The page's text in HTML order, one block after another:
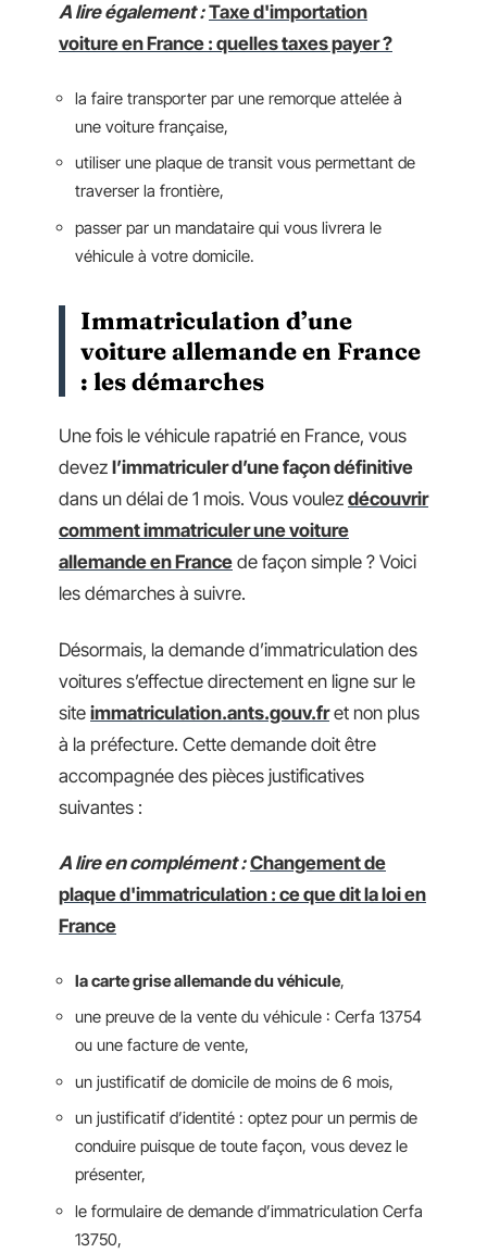
A lire également : Taxe d'importation
voiture en France : quelles taxes payer ?
la faire transporter par une remorque attelée à
une voiture française,
utiliser une plaque de transit vous permettant de
traverser la frontière,
passer par un mandataire qui vous livrera le
véhicule à votre domicile.
Immatriculation d’une
voiture allemande en France
: les démarches
Une fois le véhicule rapatrié en France, vous
devez l’immatriculer d’une façon définitive
dans un délai de 1 mois. Vous voulez découvrir
comment immatriculer une voiture
allemande en France de façon simple ? Voici
les démarches à suivre.
Désormais, la demande d’immatriculation des
voitures s’effectue directement en ligne sur le
site immatriculation.ants.gouv.fret non plus
à la préfecture. Cette demande doit être
accompagnée des pièces justificatives
suivantes :
A lire en complément : Changement de
plaque d'immatriculation : ce que dit la loi en
France
la carte grise allemande du véhicule,
une preuve de la vente du véhicule : Cerfa 13754
ou une facture de vente,
un justificatif de domicile de moins de 6 mois,
un justificatif d’identité : optez pour un permis de
conduire puisque de toute façon, vous devez le
présenter,
le formulaire de demande d’immatriculation Cerfa
13750,